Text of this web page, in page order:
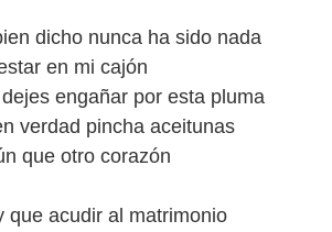
dicho nunca ha sido nada
en mi cajón
engañar por esta pluma
verdad pincha aceitunas
que otro corazón
que acudir al matrimonio